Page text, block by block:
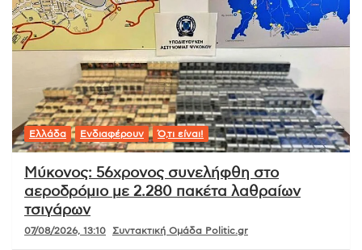
Ελλάδα Ενδιαφέρουν Ό,τι είναι!
Μύκονος: 56χρονος συνελήφθη στο
αεροδρόμιο με 2.280 πακέτα λαθραίων
τσιγάρων
07/08/2026, 13:10 Συντακτική Ομάδα Politic.gr